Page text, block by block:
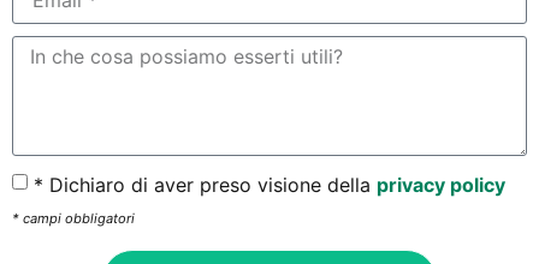
* Dichiaro di aver preso visione della privacy policy
* campi obbligatori